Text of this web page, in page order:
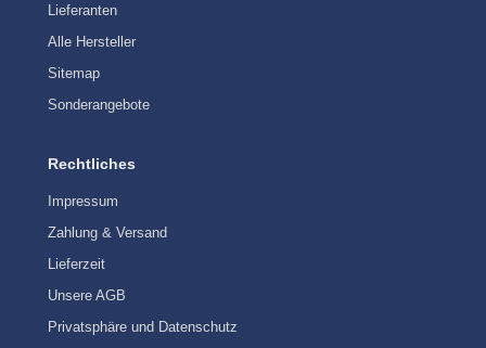
Lieferanten
Alle Hersteller
Sitemap
Sonderangebote
Rechtliches
Impressum
Zahlung & Versand
Lieferzeit
Unsere AGB
Privatsphäre und Datenschutz